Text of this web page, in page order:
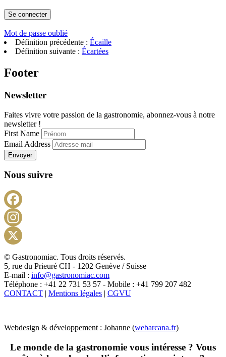
Mot de passe oublié
Définition précédente : Écaille
Définition suivante : Écartées
Footer
Newsletter
Faites vivre votre passion de la gastronomie, abonnez-vous à notre
newsletter !
First Name
Email Address
Envoyer
Nous suivre
X
© Gastronomiac. Tous droits réservés.
5, rue du Prieuré CH - 1202 Genève / Suisse
E-mail : info@gastronomiac.com
Téléphone : +41 22 731 53 57 - Mobile : +41 799 207 482
CONTACT | Mentions légales | CGVU
Webdesign & développement : Johanne (webarcana.fr)
Le monde de la gastronomie vous intéresse ? Vous